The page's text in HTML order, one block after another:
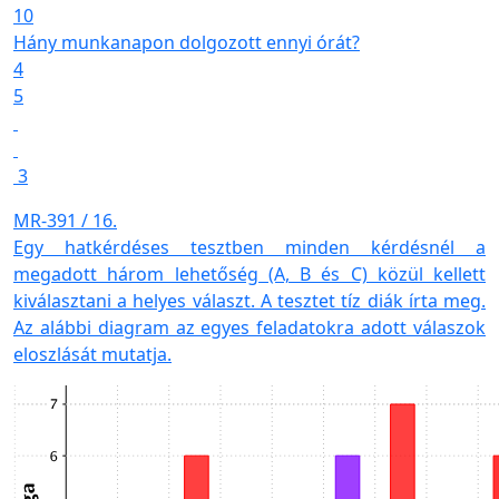
10
Hány munkanapon dolgozott ennyi órát?
4
5
3
MR-391 / 16.
Egy hatkérdéses tesztben minden kérdésnél a
megadott három lehetőség (A, B és C) közül kellett
kiválasztani a helyes választ. A tesztet tíz diák írta meg.
Az alábbi diagram az egyes feladatokra adott válaszok
eloszlását mutatja.